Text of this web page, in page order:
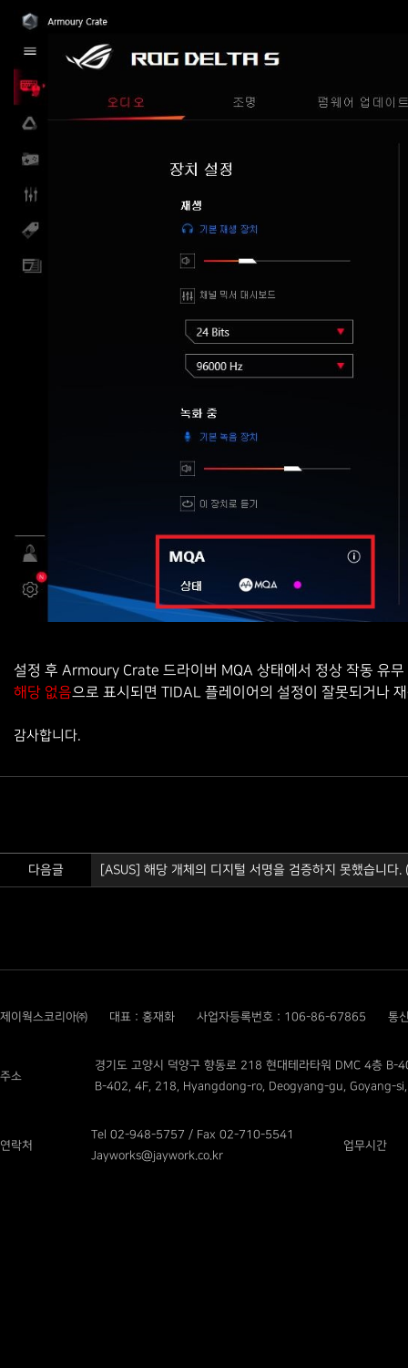
설정 후 Armoury Crate 드라이버 MQA 상태에서 정상 작동 유
해당 없음으로 표시되면 TIDAL 플레이어의 설정이 잘못되거나
감사합니다.
다음글 [ASUS] 해당 개체의 디지털 서명을 검증하지 못했습니다
제이웍스코리아㈜ 대표 : 홍재화 사업자등록번호 : 106-86-67865 통
주소
경기도 고양시 덕양구 향동로 218 현대테라타워 DMC 4층 B-
B-402, 4F, 218, Hyangdong-ro, Deogyang-gu, Goyang-
연락처
Tel 02-948-5757 / Fax 02-710-5541
Jayworks@jaywork.co.kr
업무시간